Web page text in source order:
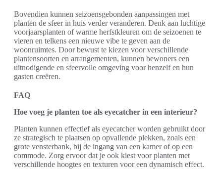
Bovendien kunnen seizoensgebonden aanpassingen met
planten de sfeer in huis verder veranderen. Denk aan luchtige
voorjaarsplanten of warme herfstkleuren om de seizoenen te
vieren en telkens een nieuwe vibe te geven aan de
woonruimtes. Door bewust te kiezen voor verschillende
plantensoorten en arrangementen, kunnen bewoners een
uitnodigende en sfeervolle omgeving voor henzelf en hun
gasten creëren.
FAQ
Hoe voeg je planten toe als eyecatcher in een interieur?
Planten kunnen effectief als eyecatcher worden gebruikt door
ze strategisch te plaatsen op opvallende plekken, zoals een
grote vensterbank, bij de ingang van een kamer of op een
commode. Zorg ervoor dat je ook kiest voor planten met
verschillende hoogtes en texturen voor een dynamisch effect.